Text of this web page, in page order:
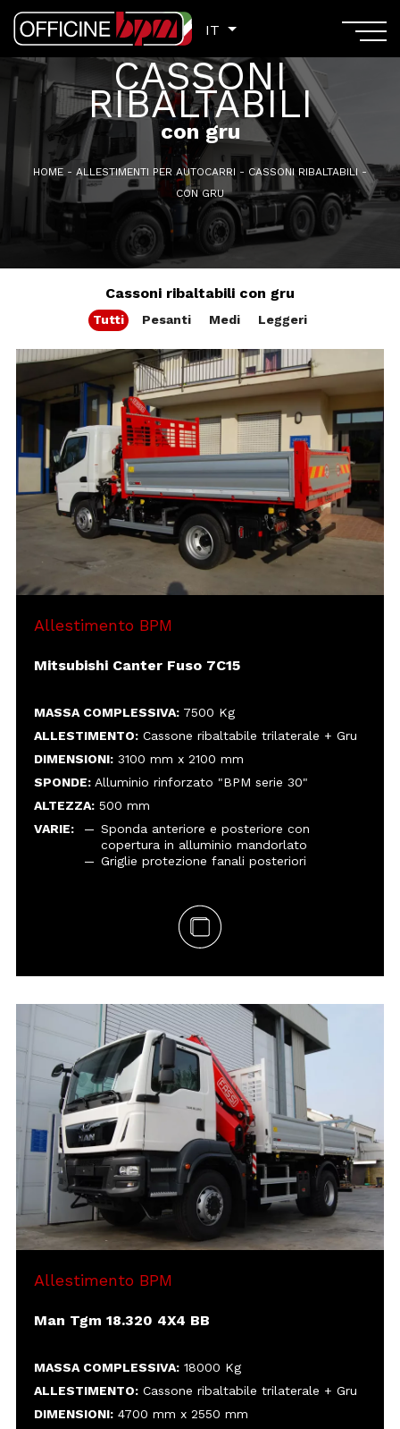
IT
CASSONI
RIBALTABILI
con gru
HOME - ALLESTIMENTI PER AUTOCARRI - CASSONI RIBALTABILI-
CON GRU
Cassoni ribaltabili con gru
Tutti Pesanti Medi Leggeri
MASSA COMPLESSIVA:
ALLESTIMENTO:
DIMENSIONI:
SPONDE:
ALTEZZA:
VARIE:
Sponda anteriore e posteriore con
copertura in alluminio mandorlato
Griglie protezione fanali posteriori
Allestimento BPM
Mitsubishi Canter Fuso 7C15
MASSA COMPLESSIVA:7500 Kg
ALLESTIMENTO:Cassone ribaltabile trilaterale + Gru
DIMENSIONI:3100 mm x 2100 mm
SPONDE:Alluminio rinforzato "BPM serie 30"
ALTEZZA:500 mm
VARIE:
Sponda anteriore e posteriore con
copertura in alluminio mandorlato
Griglie protezione fanali posteriori
MASSA COMPLESSIVA:
ALLESTIMENTO:
DIMENSIONI:
SPONDE:
ALTEZZA:
VARIE:
Cavalletto posteriore portapali
Griglie di protezione fanali posteriori
Allestimento BPM
Man Tgm 18.320 4X4 BB
MASSA COMPLESSIVA:18000 Kg
ALLESTIMENTO:Cassone ribaltabile trilaterale + Gru
DIMENSIONI:4700 mm x 2550 mm